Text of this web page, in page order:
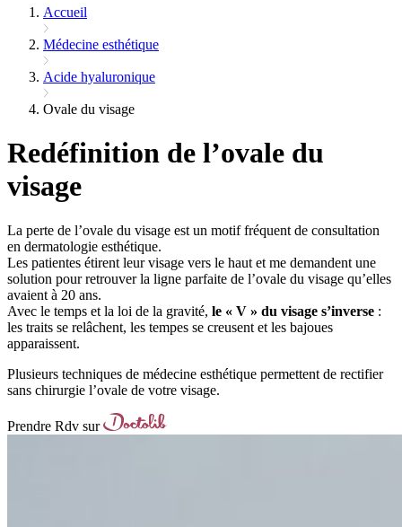
Accueil
Médecine esthétique
Acide hyaluronique
Ovale du visage
Redéfinition de l’ovale du
visage
La perte de l’ovale du visage est un motif fréquent de consultation
en dermatologie esthétique.
Les patientes étirent leur visage vers le haut et me demandent une
solution pour retrouver la ligne parfaite de l’ovale du visage qu’elles
avaient à 20 ans.
Avec le temps et la loi de la gravité, le « V » du visage s’inverse :
les traits se relâchent, les tempes se creusent et les bajoues
apparaissent.
Plusieurs techniques de médecine esthétique permettent de rectifier
sans chirurgie l’ovale de votre visage.
Prendre Rdv sur